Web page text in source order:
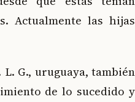
Actualmente las hijas
G., uruguaya, también
de lo sucedido y